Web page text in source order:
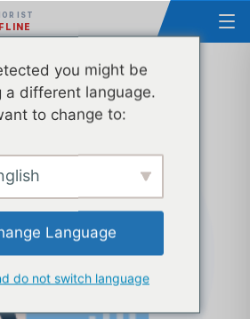
IST
der LIVRESQ - Gruppe 14
you might be
a different language.
to change to:
Language
do not switch language